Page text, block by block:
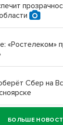
с
ВТБ
«Ростелеком»
Сбер на
БОЛЬШЕ